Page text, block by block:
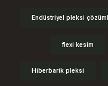
Endüstriyel pleksi
flexi kesim
Hiberbarik pleksi